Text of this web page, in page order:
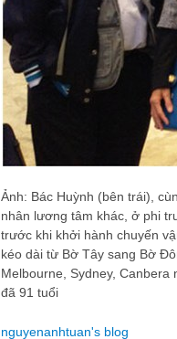
Ảnh: Bác Huỳnh (bên trái),
nhân lương tâm khác, ở phi
trước khi khởi hành chuyến
kéo dài từ Bờ Tây sang Bờ
Melbourne, Sydney,
đã 91 tuổi
nguyenanhtuan's blog